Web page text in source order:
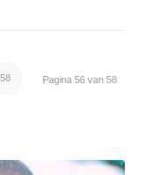
Pagina 56 van 58
58